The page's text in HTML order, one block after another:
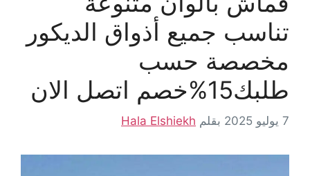
تناسب جميع أذواق الديكور
مخصصة حسب
طلبك15%خصم اتصل الان
7 يوليو 2025 بقلم Hala Elshiekh